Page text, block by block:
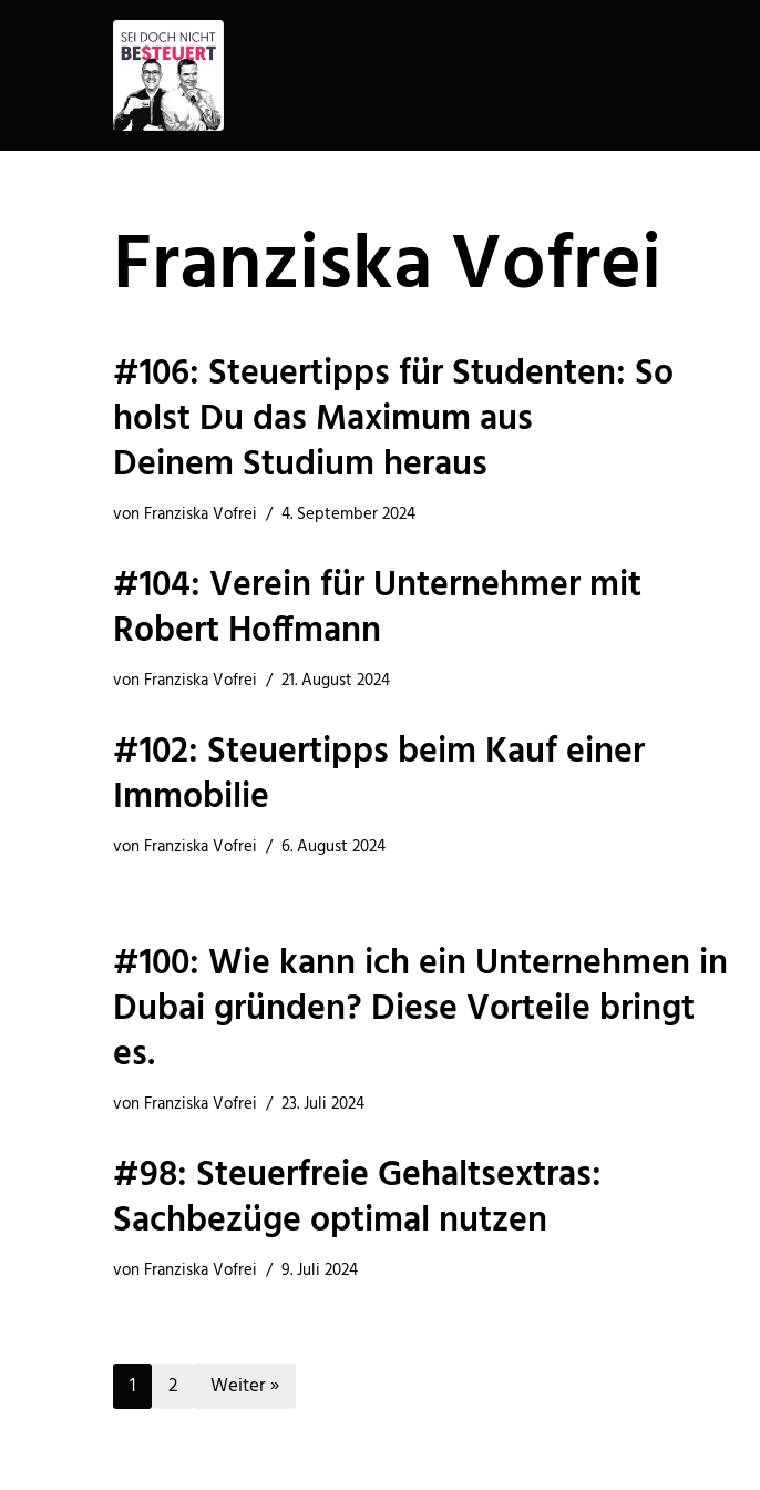
Franziska Vofrei
#106: Steuertipps für Studenten: So
holst Du das Maximum aus
Deinem Studium heraus
von Franziska Vofrei 4. September 2024
#104: Verein für Unternehmer mit
Robert Hoffmann
von Franziska Vofrei 21. August 2024
#102: Steuertipps beim Kauf einer
Immobilie
von Franziska Vofrei 6. August 2024
#100: Wie kann ich ein Unternehmen in
Dubai gründen? Diese Vorteile bringt
es.
von Franziska Vofrei 23. Juli 2024
#98: Steuerfreie Gehaltsextras:
Sachbezüge optimal nutzen
von Franziska Vofrei 9. Juli 2024
1 2 Weiter »